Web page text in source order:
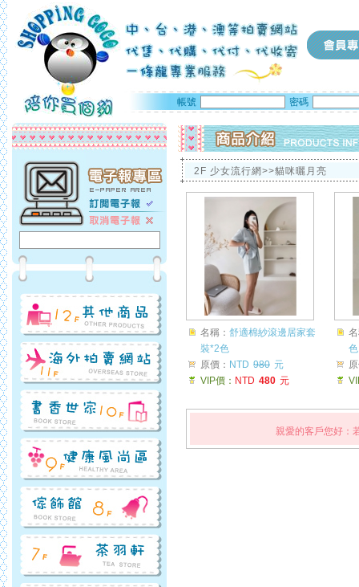
帳號 密碼
2F 少女流行網>>貓咪曬月亮
名稱： 舒適棉紗滾邊居家套
裝*2色
原價： NTD 980 元
VIP價： NTD 480 元
色
親愛的客戶您好：